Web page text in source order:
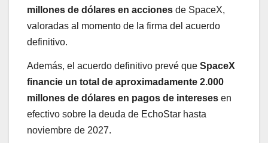
millones de dólares en acciones de SpaceX,
valoradas al momento de la firma del acuerdo
definitivo.
Además, el acuerdo definitivo prevé que SpaceX
financie un total de aproximadamente 2.000
millones de dólares en pagos de intereses en
efectivo sobre la deuda de EchoStar hasta
noviembre de 2027.